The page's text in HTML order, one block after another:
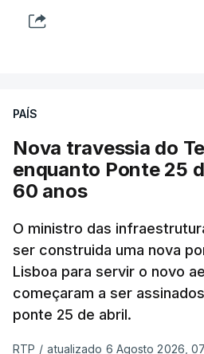
PAÍS
Nova travessia do
enquanto Ponte 25
60 anos
O ministro das
ser construida uma nova
Lisboa para servir o novo
começaram a ser
ponte 25 de abril.
RTP / atualizado 6 Agosto 2026,